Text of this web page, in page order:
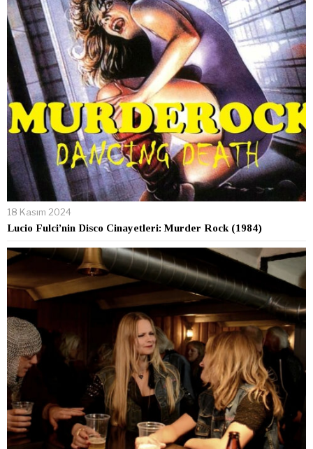
18 Kasım 2024
Lucio Fulci’nin Disco Cinayetleri: Murder Rock (1984)